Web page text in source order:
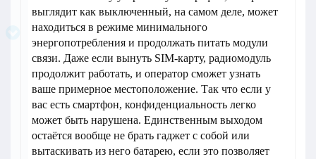
выглядит как выключенный, на самом деле, может
находиться в режиме минимального
энергопотребления и продолжать питать модули
связи. Даже если вынуть SIM-карту, радиомодуль
продолжит работать, и оператор сможет узнать
ваше примерное местоположение. Так что если у
вас есть смартфон, конфиденциальность легко
может быть нарушена. Единственным выходом
остаётся вообще не брать гаджет с собой или
вытаскивать из него батарею, если это позволяет